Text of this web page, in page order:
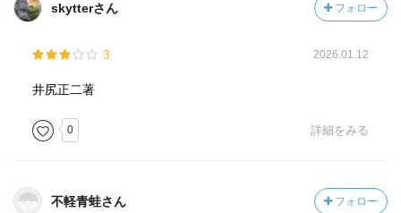
skytterさん フォロー
3 2026.01.12
井尻正二著
0 詳細をみる
不軽青蛙さん フォロー